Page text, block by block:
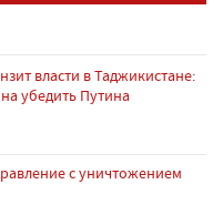
власти в Таджикистане:
убедить Путина
с уничтожением